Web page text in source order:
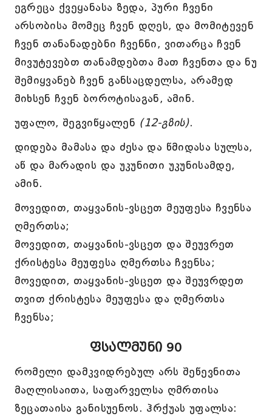
ეგრეცა ქვეყანასა ზედა, პური ჩვენი
არსობისა მომეც ჩვენ დღეს, და მომიტევენ
ჩვენ თანანადებნი ჩვენნი, ვითარცა ჩვენ
მივუტევებთ თანამდებთა მათ ჩვენთა და ნუ
შემიყვანებ ჩვენ განსაცდელსა, არამედ
მიხსენ ჩვენ ბოროტისაგან, ამინ.
უფალო, შეგვიწყალენ (12-გზის).
დიდება მამასა და ძესა და წმიდასა სულსა,
აწ და მარადის და უკუნითი უკუნისამდე,
ამინ.
მოვედით, თაყვანის-ვსცეთ მეუფესა ჩვენსა
ღმერთსა;
მოვედით, თაყვანის-ვსცეთ და შეუვრეთ
ქრისტესა მეუფესა ღმერთსა ჩვენსა;
მოვედით, თაყვანის-ვსცეთ და შეუვრდეთ
თვით ქრისტესა მეუფესა და ღმერთსა
ჩვენსა;
ფსალმუნი 90
რომელი დამკვიდრებულ არს შეწევნითა
მაღლისაითა, საფარველსა ღმრთისა
ზეცათაისა განისუენოს. ჰრქუას უფალსა: